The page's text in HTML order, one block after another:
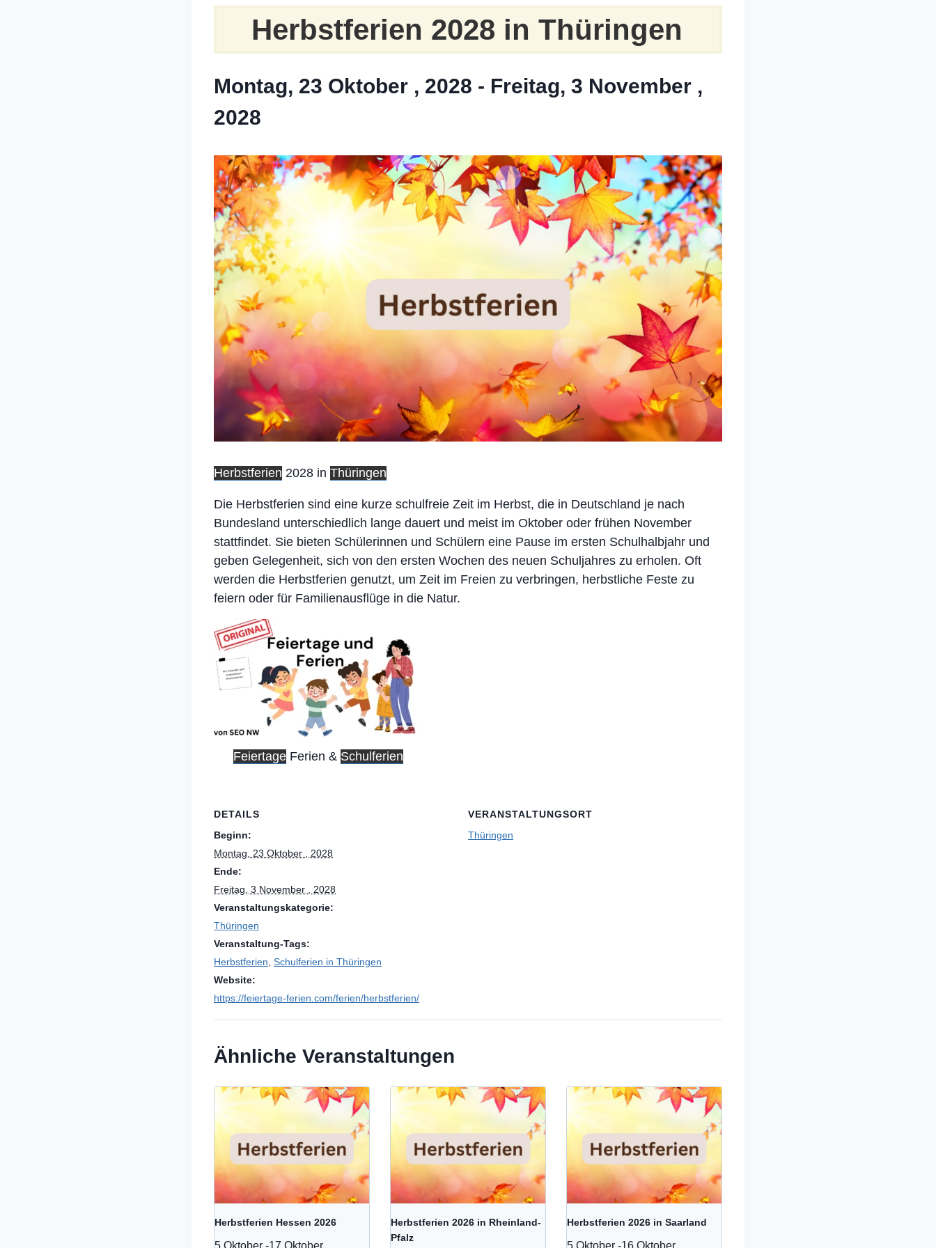
Herbstferien 2028 in Thüringen
Montag, 23 Oktober , 2028 - Freitag, 3 November ,
2028
Herbstferien 2028 in Thüringen
Die Herbstferien sind eine kurze schulfreie Zeit im Herbst, die in Deutschland je nach
Bundesland unterschiedlich lange dauert und meist im Oktober oder frühen November
stattfindet. Sie bieten Schülerinnen und Schülern eine Pause im ersten Schulhalbjahr und
geben Gelegenheit, sich von den ersten Wochen des neuen Schuljahres zu erholen. Oft
werden die Herbstferien genutzt, um Zeit im Freien zu verbringen, herbstliche Feste zu
feiern oder für Familienausflüge in die Natur.
Feiertage Ferien & Schulferien
DETAILS
Beginn:
Montag, 23 Oktober , 2028
Ende:
Freitag, 3 November , 2028
Veranstaltungskategorie:
Thüringen
Veranstaltung-Tags:
Herbstferien, Schulferien in Thüringen
Website:
https://feiertage-ferien.com/ferien/herbstferien/
VERANSTALTUNGSORT
Thüringen
Ähnliche Veranstaltungen
Herbstferien Hessen 2026
5 Oktober -17 Oktober
Herbstferien 2026 in Rheinland-
Pfalz
Herbstferien 2026 in Saarland
5 Oktober -16 Oktober